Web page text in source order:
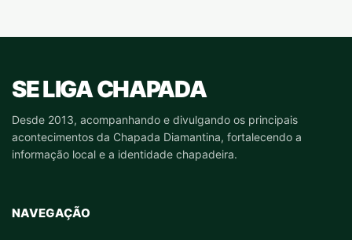
SE LIGA CHAPADA
Desde 2013, acompanhando e divulgando os principais
acontecimentos da Chapada Diamantina, fortalecendo a
informação local e a identidade chapadeira.
NAVEGAÇÃO